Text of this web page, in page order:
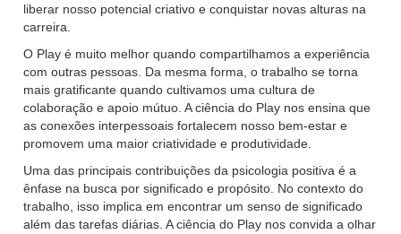
liberar nosso potencial criativo e conquistar novas alturas na
carreira.
O Play é muito melhor quando compartilhamos a experiência
com outras pessoas. Da mesma forma, o trabalho se torna
mais gratificante quando cultivamos uma cultura de
colaboração e apoio mútuo. A ciência do Play nos ensina que
as conexões interpessoais fortalecem nosso bem-estar e
promovem uma maior criatividade e produtividade.
Uma das principais contribuições da psicologia positiva é a
ênfase na busca por significado e propósito. No contexto do
trabalho, isso implica em encontrar um senso de significado
além das tarefas diárias. A ciência do Play nos convida a olhar